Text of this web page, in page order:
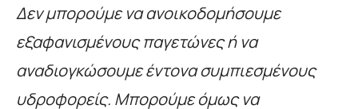
Δεν μπορούμε να ανοικοδομήσουμε
εξαφανισμένους παγετώνες ή να
αναδιογκώσουμε έντονα συμπιεσμένους
υδροφορείς. Μπορούμε όμως να